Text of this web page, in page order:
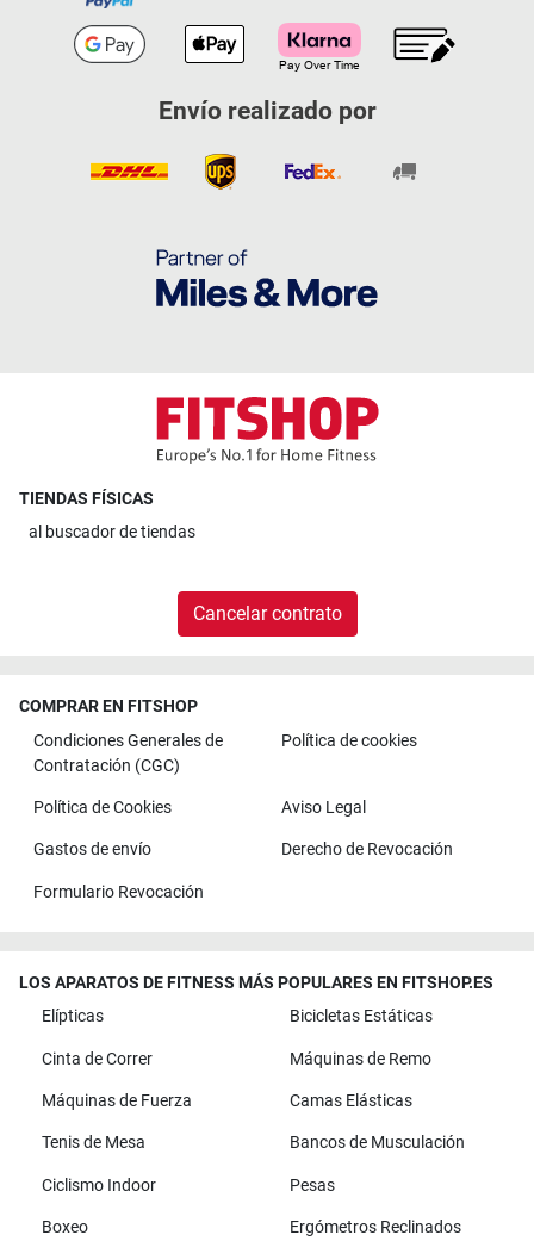
Envío realizado por
TIENDAS FÍSICAS
al buscador de tiendas
Cancelar contrato
COMPRAR EN FITSHOP
Condiciones Generales de
Contratación (CGC)
Política de cookies
Política de Cookies Aviso Legal
Gastos de envío Derecho de Revocación
Formulario Revocación
LOS APARATOS DE FITNESS MÁS POPULARES EN FITSHOP.ES
Elípticas
Bicicletas Estáticas
Cinta de Correr Máquinas de Remo
Máquinas de Fuerza Camas Elásticas
Tenis de Mesa Bancos de Musculación
Ciclismo Indoor Pesas
Boxeo Ergómetros Reclinados